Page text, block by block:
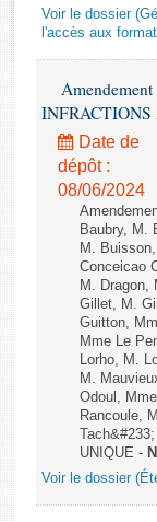
Rapports
Rapports sur
Baromètre de
Dossiers
Budget et
Questions
Comptes
Voir le dossier
l'accès aux
INFRACTIONS
Date de
dépôt :
08/06/2024
Baubry, M.
M.
Conceicao
M. Dragon,
Gillet, M.
Guitton,
Mme Le
Lorho, M.
M.
Odoul,
Rancoule,
UNIQUE -
Voir le dossier